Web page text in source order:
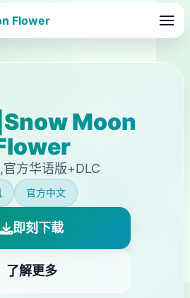
Flower
Moon
官方华语版+DLC
官方中文
即刻下载
了解更多